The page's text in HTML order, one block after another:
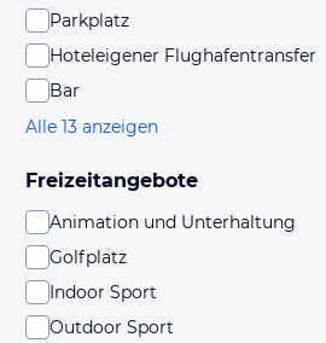
Parkplatz
Hoteleigener Flughafentransfer
Bar
Alle 13 anzeigen
Freizeitangebote
Animation und Unterhaltung
Golfplatz
Indoor Sport
Outdoor Sport